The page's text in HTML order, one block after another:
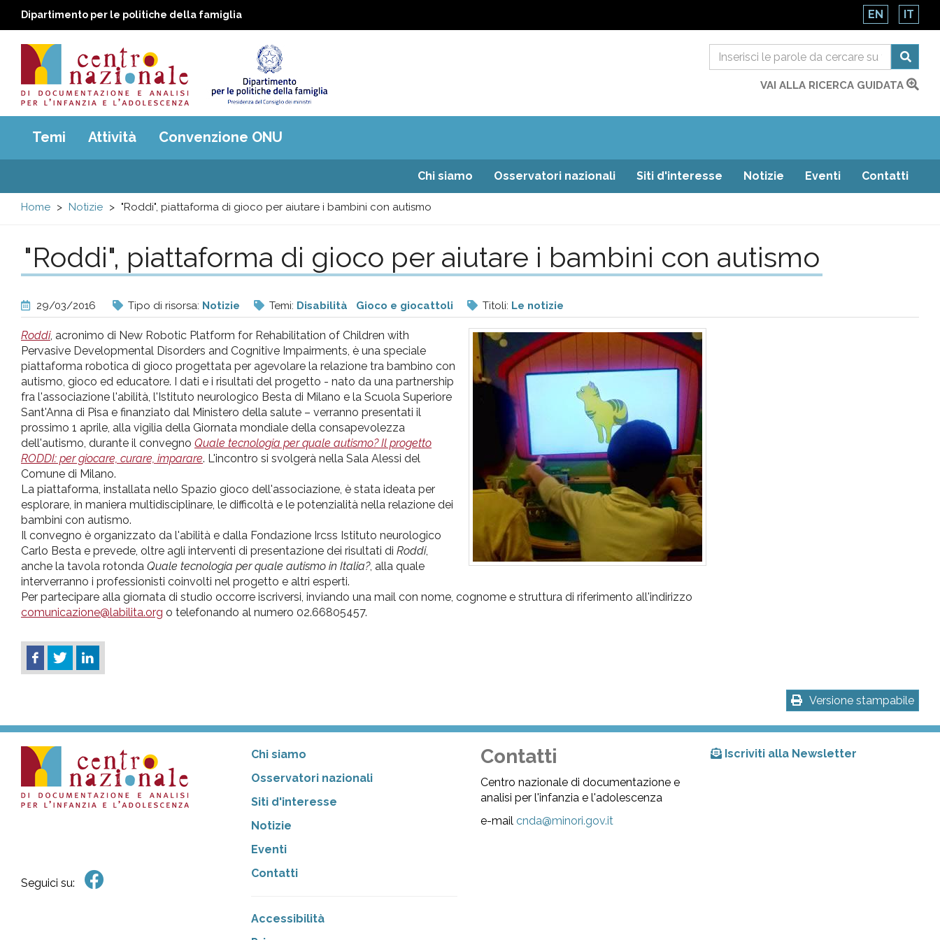
Dipartimento per le politiche della famiglia EN IT
Centro
nazionale
di
e
analisi
pr
l'infanzia
e
l'adolescenza
VAI ALLA RICERCA GUIDATA
Main
menu
Temi Attività Convenzione ONU
Chi siamo Osservatori nazionali Siti d'interesse Notizie Eventi Contatti
Home Notizie "Roddi", piattaforma di gioco per aiutare i bambini con autismo
"Roddi", piattaforma di gioco per aiutare i bambini con autismo
29/03/2016 Tipo di risorsa: Notizie Temi: Disabilità Gioco e giocattoli Titoli: Le notizie
Roddi, acronimo di New Robotic Platform for Rehabilitation of Children with
Pervasive Developmental Disorders and Cognitive Impairments, è una speciale
piattaforma robotica di gioco progettata per agevolare la relazione tra bambino con
autismo, gioco ed educatore. I dati e i risultati del progetto - nato da una partnership
fra l'associazione l'abilità, l'Istituto neurologico Besta di Milano e la Scuola Superiore
Sant'Anna di Pisa e finanziato dal Ministero della salute – verranno presentati il
prossimo 1 aprile, alla vigilia della Giornata mondiale della consapevolezza
dell'autismo, durante il convegno Quale tecnologia per quale autismo? Il progetto
RODDI: per giocare, curare, imparare. L'incontro si svolgerà nella Sala Alessi del
Comune di Milano.
La piattaforma, installata nello Spazio gioco dell'associazione, è stata ideata per
esplorare, in maniera multidisciplinare, le difficoltà e le potenzialità nella relazione dei
bambini con autismo.
Il convegno è organizzato da l'abilità e dalla Fondazione Ircss Istituto neurologico
Carlo Besta e prevede, oltre agli interventi di presentazione dei risultati di Roddi,
anche la tavola rotonda Quale tecnologia per quale autismo in Italia?, alla quale
interverranno i professionisti coinvolti nel progetto e altri esperti.
Per partecipare alla giornata di studio occorre iscriversi, inviando una mail con nome, cognome e struttura di riferimento all'indirizzo
comunicazione@labilita.org o telefonando al numero 02.66805457.
Versione stampabile
Seguici su:
Chi siamo
Osservatori nazionali
Siti d'interesse
Notizie
Eventi
Contatti
Accessibilità
Contatti
Centro nazionale di documentazione e
analisi per l'infanzia e l'adolescenza
e-mailcnda@minori.gov.it
Iscriviti alla Newsletter